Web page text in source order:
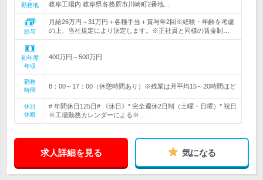
勤務地
岐阜工場内 岐阜県各務原市川崎町2番地…
給与
月給26万円～31万円＋各種手当＋賞与年2回※経験・年齢を考慮
の上、当社規定により決定します。※正社員と同様の賃金制…
初年度
年収
400万円～500万円
勤務
時間
8：00～17：00（休憩時間あり）※残業は月平均15～20時間ほど
休日
休暇
# 年間休日125日# 《休日》* 完全週休2日制（土曜・日曜）* 祝日
※工場勤務カレンダーによる※…
求人詳細を見る 気になる